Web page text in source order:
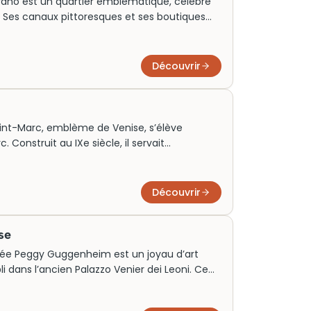
canaux pittoresques et ses boutiques
l’agitation touristique. Une visite permet
de verre, un savoir-faire ancestral
Découvrir
Marc, emblème de Venise, s’élève
Construit au IXe siècle, il servait
son sommet se vendent rapidement,
sur la cité des Doges, rendant
touristes du monde entier.
Découvrir
Peggy Guggenheim est un joyau d’art
l’ancien Palazzo Venier dei Leoni. Ce